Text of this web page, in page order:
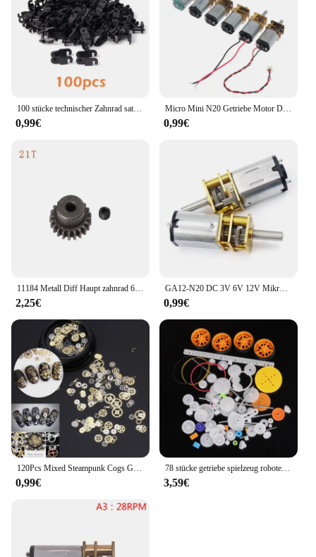
100 stücke technischer Zahnrad satz Glieder kette Ziegel Zahnräder Satz Teile 3711 14696 10928 94925 3648 3649 für Moc Bausteine Zug spielzeug
0,99€
Micro Mini N20 Getriebe Motor DC 3V -6V 5V 28RPM 60RPM 110RPM 300RPM Langsam Geschwindigkeit Voll Metall Getriebe Minderer Elektrische Motor DIY Spielzeug
0,99€
11184 Metall Diff Haupt zahnrad 64t Motor ritzel 17t 21t 26t 29t für LKW rc Teile hsp himoto amax redcat
2,25€
GA12-N20 DC 3V 6V 12V Mikro-Metallgetriebemotor Zahnradgetriebemotor 30RPM 50RPM 60RPM 100RPM 150RPM 200RPM 300RPM 600RPM 1000RPM
0,99€
120Pcs Mixed Steampunk Cogs Getriebe Uhr Charme UV Rahmen Harz Schmuck Füllungen DIY Nagel dekorationen
0,99€
78 stücke getriebe spielzeug roboter motor kunststoff getriebe diy modell zubehör
3,59€